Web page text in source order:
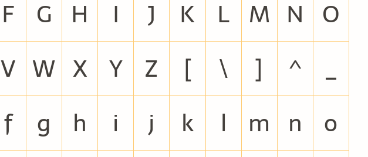
F G H I J K L M N O
V W X Y Z [ \ ] ^
_
f g h i j k l m n
o